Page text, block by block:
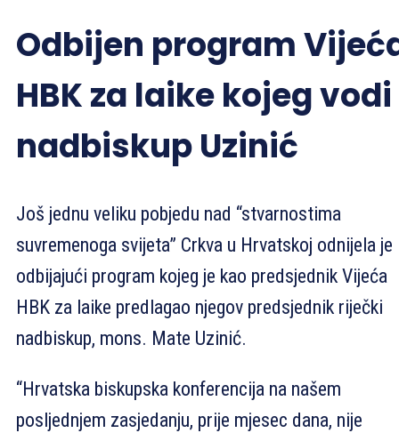
Odbijen program
HBK za laike kojeg vodi
nadbiskup Uzinić
Još jednu veliku pobjedu nad “stvarnostima
suvremenoga svijeta” Crkva u Hrvatskoj odnijela je
odbijajući program kojeg je kao predsjednik Vijeća
HBK za laike predlagao njegov predsjednik riječki
nadbiskup, mons. Mate Uzinić.
“Hrvatska biskupska konferencija na našem
posljednjem zasjedanju, prije mjesec dana, nije